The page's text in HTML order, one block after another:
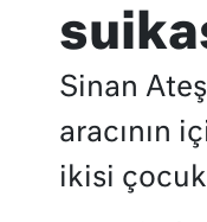
Sinan
aracının
ikisi çocuk